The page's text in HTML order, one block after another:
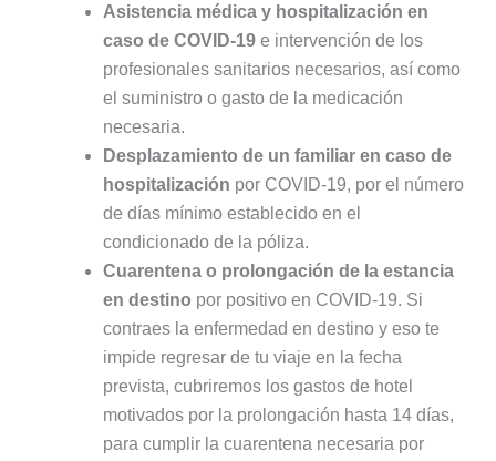
Asistencia médica y hospitalización en
caso de COVID-19e intervención de los
profesionales sanitarios necesarios, así como
el suministro o gasto de la medicación
necesaria.
Desplazamiento de un familiar en caso de
hospitalización por COVID-19, por el número
de días mínimo establecido en el
condicionado de la póliza.
Cuarentena o prolongación de la estancia
en destino por positivo en COVID-19. Si
contraes la enfermedad en destino y eso te
impide regresar de tu viaje en la fecha
prevista, cubriremos los gastos de hotel
motivados por la prolongación hasta 14 días,
para cumplir la cuarentena necesaria por